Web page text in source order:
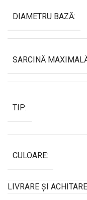
DIAMETRU BAZĂ:
SARCINĂ
TIP:
CULOARE:
LIVRARE ȘI ACHITARE